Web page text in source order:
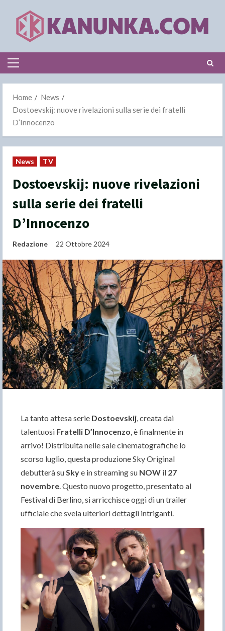
content
Primary
Home
News
Dostoevskij: nuove rivelazioni sulla serie dei fratelli
D’Innocenzo
News TV
Dostoevskij: nuove rivelazioni
sulla serie dei fratelli
D’Innocenzo
Redazione 22 Ottobre 2024
La tanto attesa serie Dostoevskij, creata dai
talentuosi Fratelli D’Innocenzo, è finalmente in
arrivo! Distribuita nelle sale cinematografiche lo
scorso luglio, questa produzione Sky Original
debutterà suSkye in streaming su NOW il 27
novembre. Questo nuovo progetto, presentato al
Festival di Berlino, si arricchisce oggi di un trailer
ufficiale che svela ulteriori dettagli intriganti.